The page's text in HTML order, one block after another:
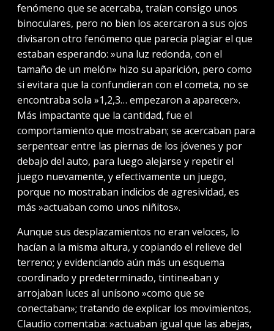
fenómeno que se acercaba, traían consigo unos
binoculares, pero no bien los acercaron a sus ojos
divisaron otro fenómeno que parecía plagiar el que
estaban esperando: »una luz redonda, con el
tamaño de un melón» hizo su aparición, pero como
si evitara que la confundieran con el cometa, no se
encontraba sola »1,2,3… empezaron a aparecer».
Más impactante que la cantidad, fue el
comportamiento que mostraban; se acercaban para
serpentear entre las piernas de los jóvenes y por
debajo del auto, para luego alejarse y repetir el
juego nuevamente, y efectivamente un juego,
porque no mostraban indicios de agresividad, es
más »actuaban como unos niñitos».
Aunque sus desplazamientos no eran veloces, lo
hacían a la misma altura, y copiando el relieve del
terreno; y evidenciando aún más un esquema
coordinado y predeterminado, tintineaban y
arrojaban luces al unísono »como que se
conectaban»; tratando de explicar los movimientos,
Claudio comentaba: »actuaban igual que las abejas,